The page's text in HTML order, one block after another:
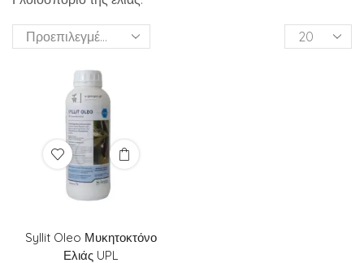
Products
per
Syllit Oleo Μυκητοκτόνο
Ελιάς UPL